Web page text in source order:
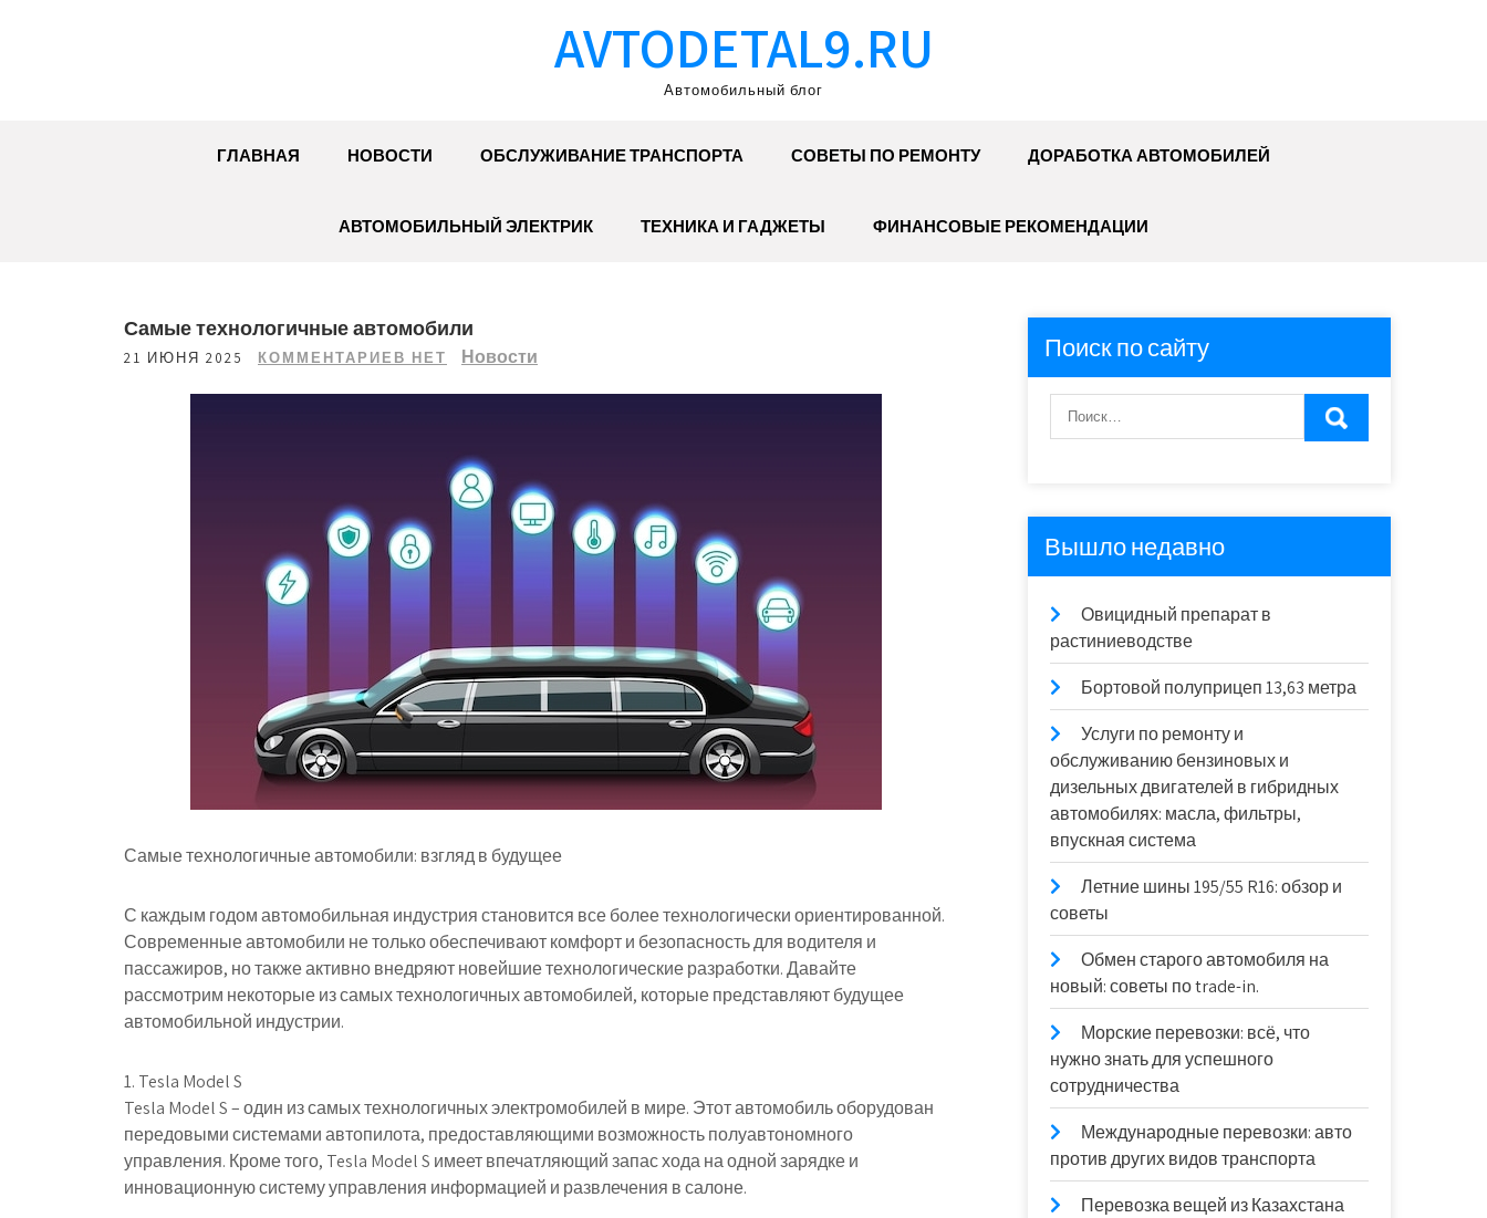
AVTODETAL9.RU
Автомобильный блог
ГЛАВНАЯ НОВОСТИ ОБСЛУЖИВАНИЕ ТРАНСПОРТА СОВЕТЫ ПО РЕМОНТУ ДОРАБОТКА АВТОМОБИЛЕЙ
АВТОМОБИЛЬНЫЙ ЭЛЕКТРИК ТЕХНИКА И ГАДЖЕТЫ ФИНАНСОВЫЕ РЕКОМЕНДАЦИИ
Самые технологичные автомобили
21 ИЮНЯ 2025 КОММЕНТАРИЕВ НЕТ Новости
Самые технологичные автомобили: взгляд в будущее
С каждым годом автомобильная индустрия становится все более технологически ориентированной.
Современные автомобили не только обеспечивают комфорт и безопасность для водителя и
пассажиров, но также активно внедряют новейшие технологические разработки. Давайте
рассмотрим некоторые из самых технологичных автомобилей, которые представляют будущее
автомобильной индустрии.
1. Tesla Model S
Tesla Model S – один из самых технологичных электромобилей в мире. Этот автомобиль оборудован
передовыми системами автопилота, предоставляющими возможность полуавтономного
управления. Кроме того, Tesla Model S имеет впечатляющий запас хода на одной зарядке и
инновационную систему управления информацией и развлечения в салоне.
Поиск по сайту
Вышло недавно
Овицидный препарат в
растиниеводстве
Бортовой полуприцеп 13,63 метра
Услуги по ремонту и
обслуживанию бензиновых и
дизельных двигателей в гибридных
автомобилях: масла, фильтры,
впускная система
Летние шины 195/55 R16: обзор и
советы
Обмен старого автомобиля на
новый: советы по trade-in.
Морские перевозки: всё, что
нужно знать для успешного
сотрудничества
Международные перевозки: авто
против других видов транспорта
Перевозка вещей из Казахстана